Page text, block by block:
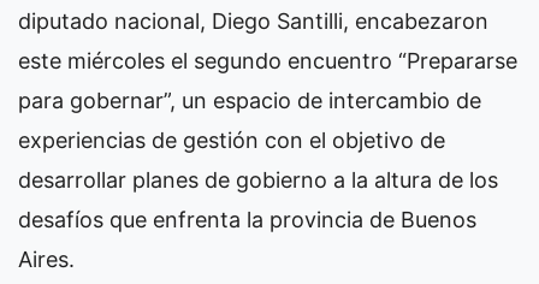
diputado nacional, Diego Santilli, encabezaron
este miércoles el segundo encuentro “Prepararse
para gobernar”, un espacio de intercambio de
experiencias de gestión con el objetivo de
desarrollar planes de gobierno a la altura de los
desafíos que enfrenta la provincia de Buenos
Aires.